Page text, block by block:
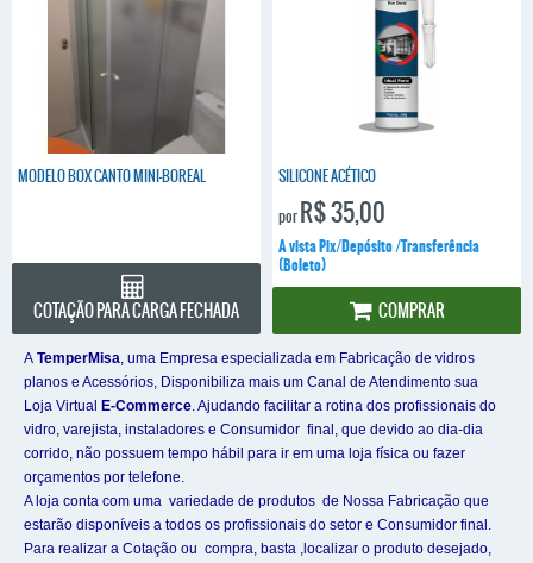
MODELO BOX CANTO MINI-BOREAL
COTAÇÃO PARA CARGA FECHADA
SILICONE ACÉTICO
porR$ 35,00
A vista Pix/Depósito /Transferência
(Boleto)
COMPRAR
A TemperMisa, uma Empresa especializada em Fabricação de vidros
planos e Acessórios, Disponibiliza mais um Canal de Atendimento sua
Loja Virtual E-Commerce. Ajudando facilitar a rotina dos profissionais do
vidro, varejista, instaladores e Consumidor final, que devido ao dia-dia
corrido, não possuem tempo hábil para ir em uma loja física ou fazer
orçamentos por telefone.
A loja conta com uma variedade de produtos de Nossa Fabricação que
estarão disponíveis a todos os profissionais do setor e Consumidor final.
Para realizar a Cotação ou compra, basta ,localizar o produto desejado,